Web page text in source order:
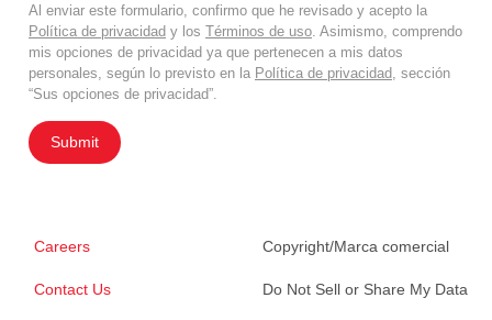
Al enviar este formulario, confirmo que he revisado y acepto la
Política de privacidad y los Términos de uso . Asimismo, comprendo
mis opciones de privacidad ya que pertenecen a mis datos
personales, según lo previsto en la Política de privacidad , sección
“Sus opciones de privacidad”.
Submit
Careers
Contact Us
Copyright/Marca comercial
Do Not Sell or Share My Data